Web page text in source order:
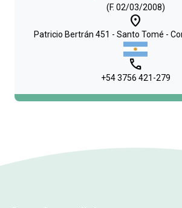
(F. 02/03/2008)
place
Patricio Bertrán 451 - Santo Tomé -
phone
+54 3756 421-279